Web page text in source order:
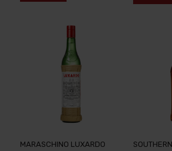
MARASCHINO LUXARDO